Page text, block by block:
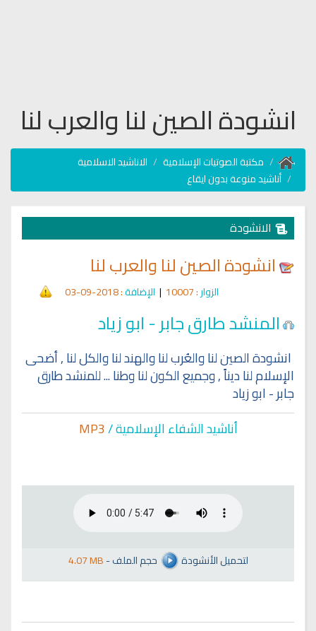
انشودة الصين لنا والعرب لنا
مكتبة الصوتيات الإسلامية
الاناشيد الاسلامية
أناشيد منوعة بدون ايقاع
الانشودة
انشودة الصين لنا والعرب لنا
الزوار: 10007
| الإضافة: 2018-09-03
المنشد طارق جابر - ابو زياد
انشودة الصين لنا والعُرب لنا والهند لنا والكل لنا , أضحى
الإسلام لنا ديناً , وجميع الكون لنا وطنا ... للمنشد طارق
جابر - ابو زياد
أناشيد الشفاء الإسلامية /MP3
4.07 MB- لتحميل الأنشودة حجم الملف